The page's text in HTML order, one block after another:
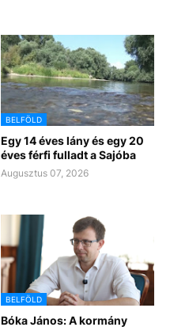
BELFÖLD
Egy 14 éves lány és egy 20
éves férfi fulladt a Sajóba
Augusztus 07, 2026
BELFÖLD
Bóka János: A kormány